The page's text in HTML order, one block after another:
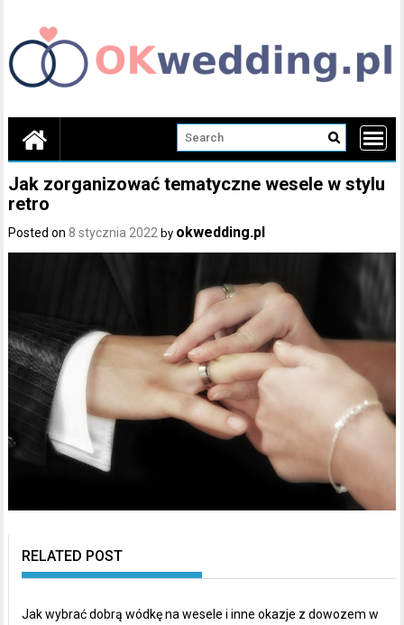
content
Jak zorganizować tematyczne wesele w stylu
retro
Posted on 8 stycznia 2022 by okwedding.pl
RELATED POST
Jak wybrać dobrą wódkę na wesele i inne okazje z dowozem w